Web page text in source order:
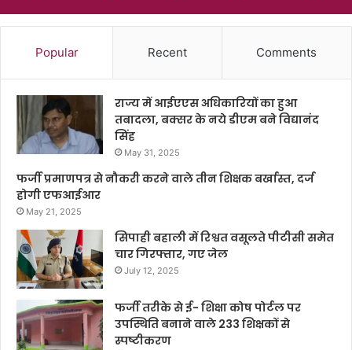
Popular Recent Comments
राज्य में आईएएस अधिकारियों का हुआ
तबादला, बक्सर के नये डीएम बने विद्यानंद
सिंह
May 31, 2025
फर्जी प्रमाणपत्र से नौकरी करने वाले तीन शिक्षक बर्खास्त, दर्ज
होगी एफआईआर
May 21, 2025
सिपाही बहाली में रिश्वत वसूलते पीटीसी समेत
चार गिरफ्तार, गए जेल
July 12, 2025
फर्जी तरीके से ई- शिक्षा कोष पोर्टल पर
उपस्थिति बनाने वाले 233 शिक्षकों से
स्पष्टीकरण